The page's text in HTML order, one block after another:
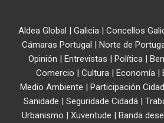
Aldea Global | Galicia| Concellos
Cámaras Portugal | Norte de
Opinión | Entrevistas | Política|
Comercio | Cultura | Economía |
Medio Ambiente | Participación
Sanidade | Seguridade Cidadá |
Urbanismo | Xuventude | Banda